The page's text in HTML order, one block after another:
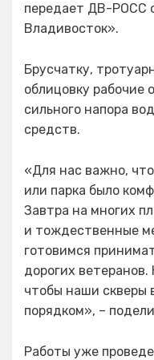
передает ДВ-РОСС
Владивосток».
Брусчатку,
облицовку
сильного напора
средств.
«Для нас важно,
или парка было
Завтра на многих
и тождественные
готовимся
дорогих
чтобы наши скверы
порядком», –
Работы уже